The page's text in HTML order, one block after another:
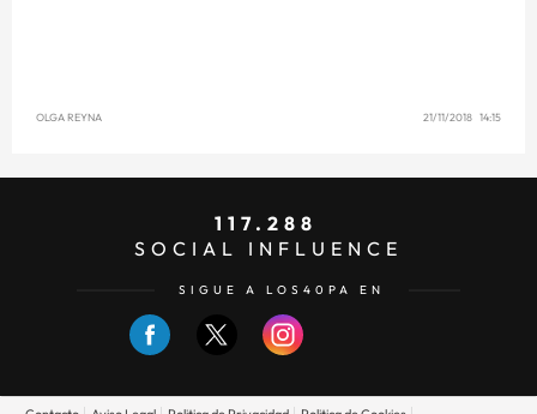
OLGA REYNA 21/11/2018 14:15
117.288
SOCIAL INFLUENCE
SIGUE A LOS40PA EN